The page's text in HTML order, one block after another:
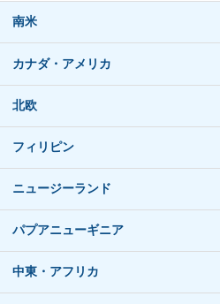
南米
カナダ・アメリカ
北欧
フィリピン
ニュージーランド
パプアニューギニア
中東・アフリカ